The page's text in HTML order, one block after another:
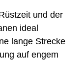
und der
ideal
lange Strecke
auf engem